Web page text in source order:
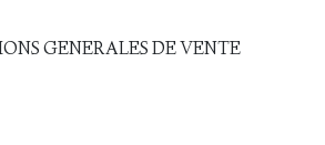
GENERALES DE VENTE